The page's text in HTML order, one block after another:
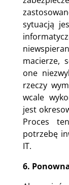
sytuacją
macierze,
one
rzeczy
wcale
jest
Proces
potrzebę
IT.
6.